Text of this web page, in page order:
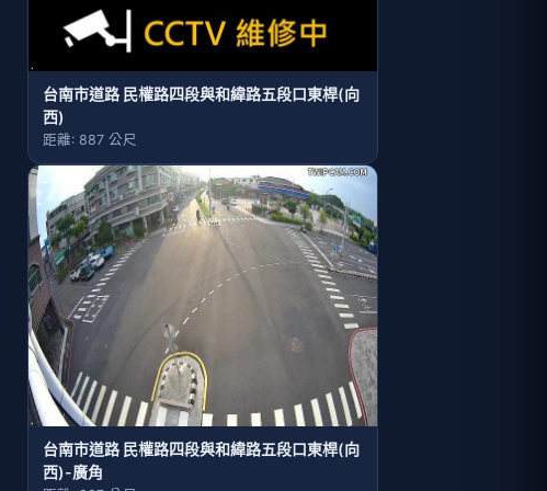
台南市道路 民權路四段與和緯路五段口東桿(向
西)
距離: 887 公尺
台南市道路 民權路四段與和緯路五段口東桿(向
西)-廣角